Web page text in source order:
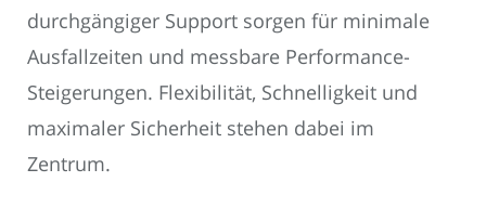
durchgängiger Support sorgen für minimale
Ausfallzeiten und messbare Performance-
Steigerungen. Flexibilität, Schnelligkeit und
maximaler Sicherheit stehen dabei im
Zentrum.